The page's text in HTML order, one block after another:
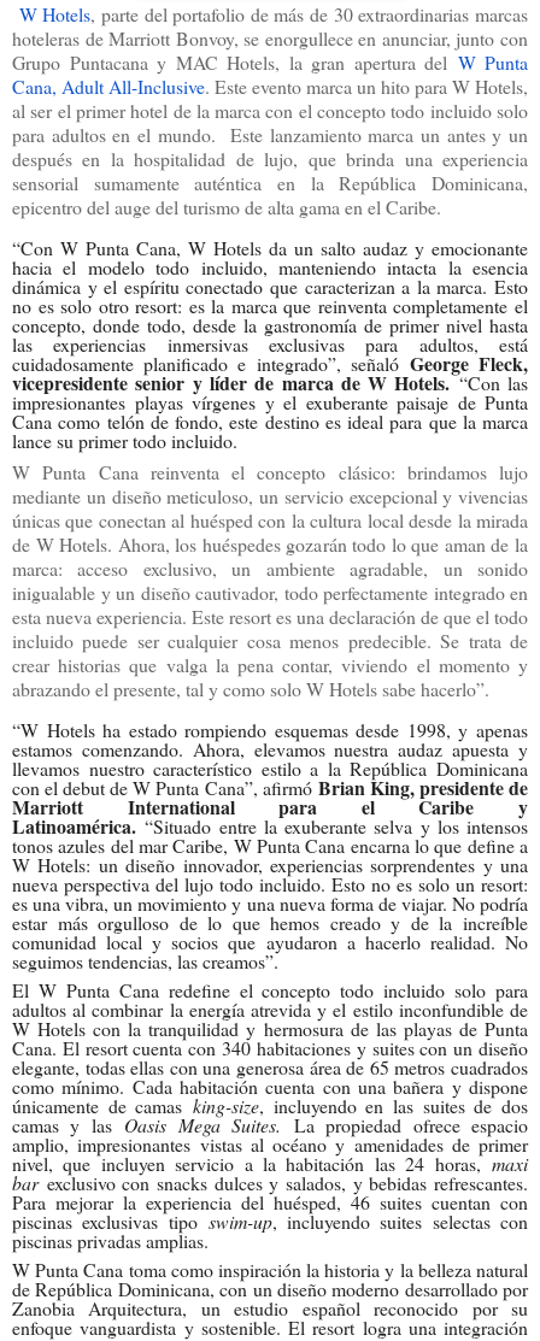
W Hotels, parte del portafolio de más de 30 extraordinarias marcas
hoteleras de Marriott Bonvoy, se enorgullece en anunciar, junto con
Grupo Puntacana y MAC Hotels, la gran apertura del W Punta
Cana, Adult All-Inclusive. Este evento marca un hito para W Hotels,
al ser el primer hotel de la marca con el concepto todo incluido solo
para adultos en el mundo. Este lanzamiento marca un antes y un
después en la hospitalidad de lujo, que brinda una experiencia
sensorial sumamente auténtica en la República Dominicana,
epicentro del auge del turismo de alta gama en el Caribe.
“Con W Punta Cana, W Hotels da un salto audaz y emocionante
hacia el modelo todo incluido, manteniendo intacta la esencia
dinámica y el espíritu conectado que caracterizan a la marca. Esto
no es solo otro resort: es la marca que reinventa completamente el
concepto, donde todo, desde la gastronomía de primer nivel hasta
las experiencias inmersivas exclusivas para adultos, está
cuidadosamente planificado e integrado”, señalóGeorge Fleck,
vicepresidente senior y líder de marca de W Hotels.“Con las
impresionantes playas vírgenes y el exuberante paisaje de Punta
Cana como telón de fondo, este destino es ideal para que la marca
lance su primer todo incluido.
W Punta Cana reinventa el concepto clásico: brindamos lujo
mediante un diseño meticuloso, un servicio excepcional y vivencias
únicas que conectan al huésped con la cultura local desde la mirada
de W Hotels. Ahora, los huéspedes gozarán todo lo que aman de la
marca: acceso exclusivo, un ambiente agradable, un sonido
inigualable y un diseño cautivador, todo perfectamente integrado en
esta nueva experiencia. Este resort es una declaración de que el todo
incluido puede ser cualquier cosa menos predecible. Se trata de
crear historias que valga la pena contar, viviendo el momento y
abrazando el presente, tal y como solo W Hotels sabe hacerlo”.
“W Hotels ha estado rompiendo esquemas desde 1998, y apenas
estamos comenzando. Ahora, elevamos nuestra audaz apuesta y
llevamos nuestro característico estilo a la República Dominicana
con el debut de W Punta Cana”, afirmó Brian King, presidente de
Marriott International para el Caribe y
Latinoamérica. “Situado entre la exuberante selva y los intensos
tonos azules del mar Caribe, W Punta Cana encarna lo que define a
W Hotels: un diseño innovador, experiencias sorprendentes y una
nueva perspectiva del lujo todo incluido. Esto no es solo un resort:
es una vibra, un movimiento y una nueva forma de viajar. No podría
estar más orgulloso de lo que hemos creado y de la increíble
comunidad local y socios que ayudaron a hacerlo realidad. No
seguimos tendencias, las creamos”.
El W Punta Cana redefine el concepto todo incluido solo para
adultos al combinar la energía atrevida y el estilo inconfundible de
W Hotels con la tranquilidad y hermosura de las playas de Punta
Cana. El resort cuenta con 340 habitaciones y suites con un diseño
elegante, todas ellas con una generosa área de 65 metros cuadrados
como mínimo. Cada habitación cuenta con una bañera y dispone
únicamente de camas king-size, incluyendo en las suites de dos
camas y las Oasis Mega Suites. La propiedad ofrece espacio
amplio, impresionantes vistas al océano y amenidades de primer
nivel, que incluyen servicio a la habitación las 24 horas, maxi
bar exclusivo con snacks dulces y salados, y bebidas refrescantes.
Para mejorar la experiencia del huésped, 46 suites cuentan con
piscinas exclusivas tipo swim-up, incluyendo suites selectas con
piscinas privadas amplias.
W Punta Cana toma como inspiración la historia y la belleza natural
de República Dominicana, con un diseño moderno desarrollado por
Zanobia Arquitectura, un estudio español reconocido por su
enfoque vanguardista y sostenible. El resort logra una integración